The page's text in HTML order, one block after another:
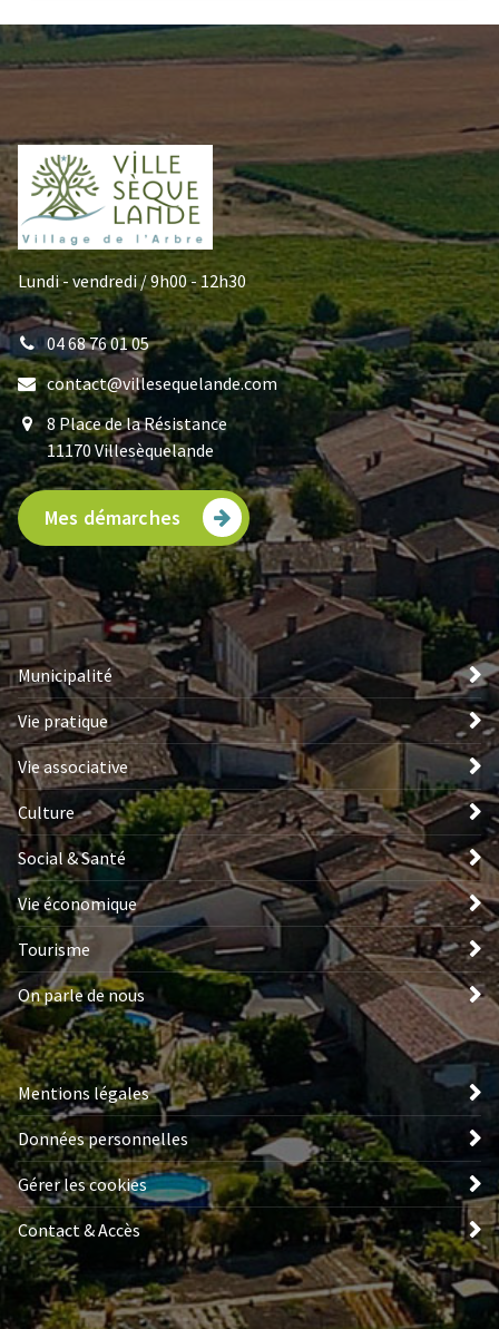
Lundi - vendredi / 9h00 - 12h30
04 68 76 01 05
contact@villesequelande.com
8 Place de la Résistance
11170 Villesèquelande
Mes démarches
Municipalité
Vie pratique
Vie associative
Culture
Social & Santé
Vie économique
Tourisme
On parle de nous
Mentions légales
Données personnelles
Gérer les cookies
Contact & Accès